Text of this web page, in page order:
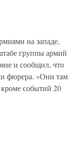
на западе,
группы армий
и сообщил, что
фюрера. «Они там
событий 20